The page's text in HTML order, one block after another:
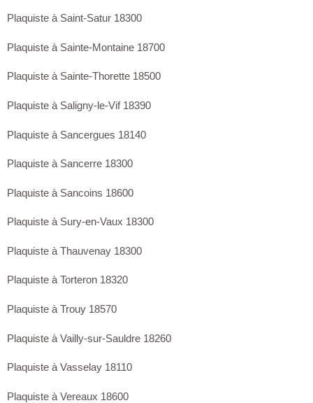
Plaquiste à Saint-Satur 18300
Plaquiste à Sainte-Montaine 18700
Plaquiste à Sainte-Thorette 18500
Plaquiste à Saligny-le-Vif 18390
Plaquiste à Sancergues 18140
Plaquiste à Sancerre 18300
Plaquiste à Sancoins 18600
Plaquiste à Sury-en-Vaux 18300
Plaquiste à Thauvenay 18300
Plaquiste à Torteron 18320
Plaquiste à Trouy 18570
Plaquiste à Vailly-sur-Sauldre 18260
Plaquiste à Vasselay 18110
Plaquiste à Vereaux 18600